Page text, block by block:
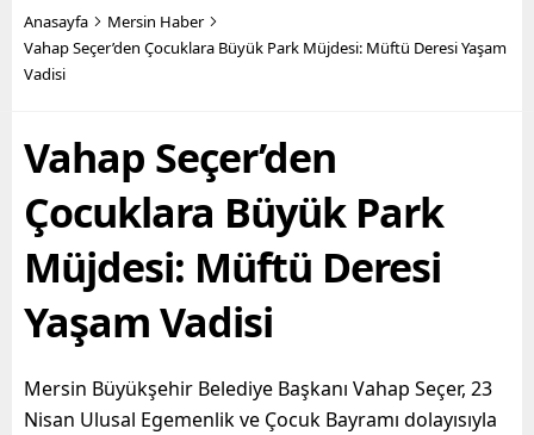
Başkanı Vahap Seçer’in
öncülüğünde hayata
geçirilen hizmetler ile
alabilmesine destek
olmayı hedefleyen
Büyükşehir...
ekipleri, son olarak Bahçe
Anasayfa
Mersin Haber
Vahap Seçer’den Çocuklara Büyük Park Müjdesi: Müftü Deresi Yaşam
Vadisi
Vahap Seçer’den
Çocuklara Büyük Park
Müjdesi: Müftü Deresi
Yaşam Vadisi
Mersin Büyükşehir Belediye Başkanı Vahap Seçer, 23
Nisan Ulusal Egemenlik ve Çocuk Bayramı dolayısıyla